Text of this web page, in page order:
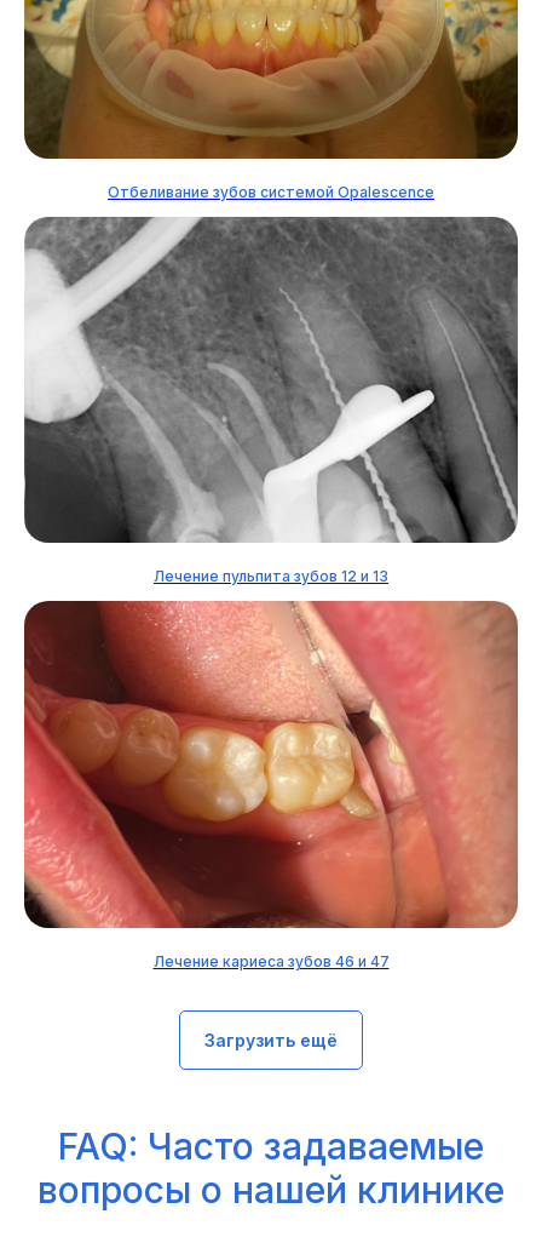
Отбеливание зубов системой Opalescence
Лечение пульпита зубов 12 и 13
Лечение кариеса зубов 46 и 47
Загрузить ещё
FAQ: Часто задаваемые
вопросы о нашей клинике